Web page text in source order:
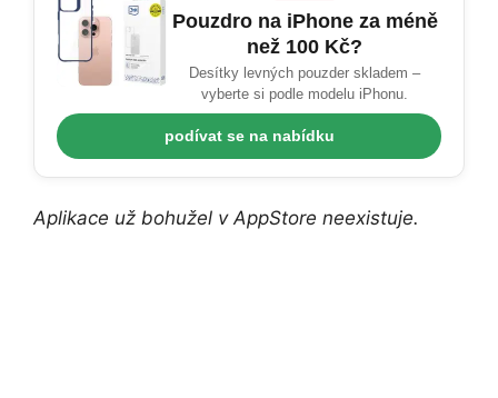
Pouzdro na iPhone za méně
než 100 Kč?
Desítky levných pouzder skladem –
vyberte si podle modelu iPhonu.
podívat se na nabídku
Aplikace už bohužel v AppStore neexistuje.